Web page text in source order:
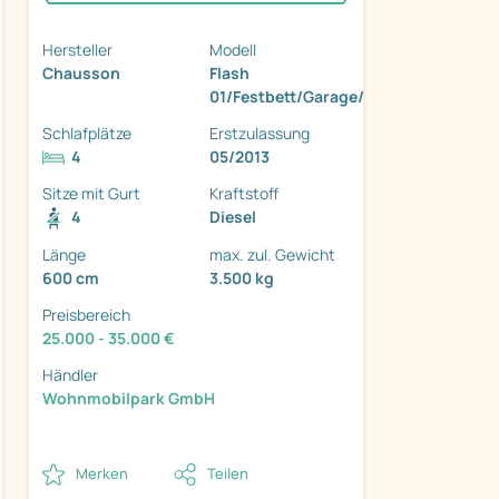
Hersteller
Chausson
Modell
Flash
01/Festbett/Garage/Klima/Markise
Schlafplätze
4
Erstzulassung
05/2013
Sitze mit Gurt
4
Kraftstoff
Diesel
Länge
600 cm
max. zul. Gewicht
3.500 kg
Preisbereich
25.000 - 35.000 €
Händler
Wohnmobilpark GmbH
Merken Teilen